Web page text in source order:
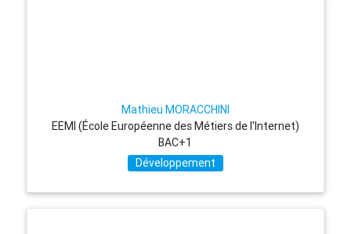
Mathieu MORACCHINI
EEMI (École Européenne des Métiers de l'Internet)
BAC+1
Développement